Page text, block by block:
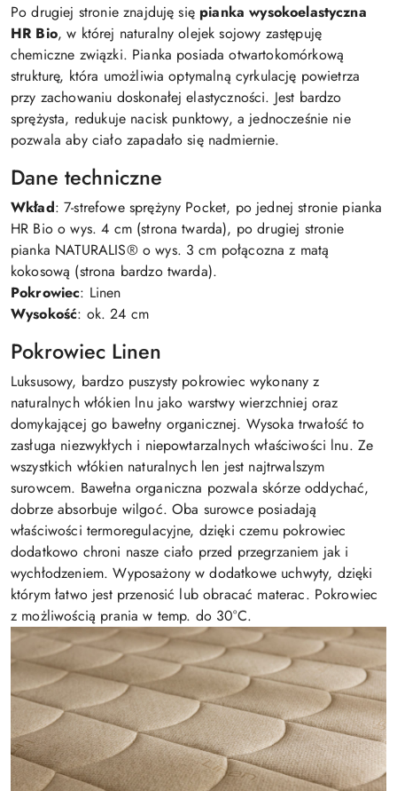
Po drugiej stronie znajduję się pianka wysokoelastyczna
HR Bio, w której naturalny olejek sojowy zastępuję
chemiczne związki. Pianka posiada otwartokomórkową
strukturę, która umożliwia optymalną cyrkulację powietrza
przy zachowaniu doskonałej elastyczności. Jest bardzo
sprężysta, redukuje nacisk punktowy, a jednocześnie nie
pozwala aby ciało zapadało się nadmiernie.
Dane techniczne
Wkład: 7-strefowe sprężyny Pocket, po jednej stronie pianka
HR Bio o wys. 4 cm (strona twarda), po drugiej stronie
pianka NATURALIS® o wys. 3 cm połącozna z matą
kokosową (strona bardzo twarda).
Pokrowiec: Linen
Wysokość: ok. 24 cm
Pokrowiec Linen
Luksusowy, bardzo puszysty pokrowiec wykonany z
naturalnych włókien lnu jako warstwy wierzchniej oraz
domykającej go bawełny organicznej. Wysoka trwałość to
zasługa niezwykłych i niepowtarzalnych właściwości lnu. Ze
wszystkich włókien naturalnych len jest najtrwalszym
surowcem. Bawełna organiczna pozwala skórze oddychać,
dobrze absorbuje wilgoć. Oba surowce posiadają
właściwości termoregulacyjne, dzięki czemu pokrowiec
dodatkowo chroni nasze ciało przed przegrzaniem jak i
wychłodzeniem. Wyposażony w dodatkowe uchwyty, dzięki
którym łatwo jest przenosić lub obracać materac. Pokrowiec
z możliwością prania w temp. do 30°C.